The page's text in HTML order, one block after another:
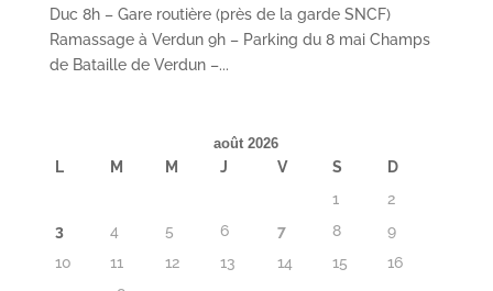
Duc 8h – Gare routière (près de la garde SNCF)
Ramassage à Verdun 9h – Parking du 8 mai Champs
de Bataille de Verdun –...
août 2026
L M M J V S
D
1
2
3
4 5 6 7 8
9
10
11 12 13 14 15
16